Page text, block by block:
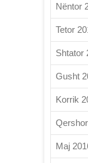
Nëntor
Tetor
Shtator
Gusht
Korrik
Maj